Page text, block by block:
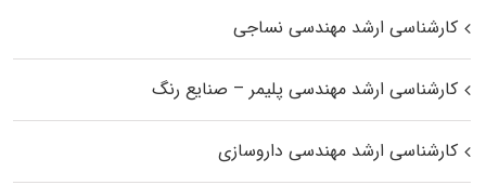
کارشناسی ارشد مهندسی نساجی
کارشناسی ارشد مهندسی پلیمر – صنایع رنگ
کارشناسی ارشد مهندسی داروسازی